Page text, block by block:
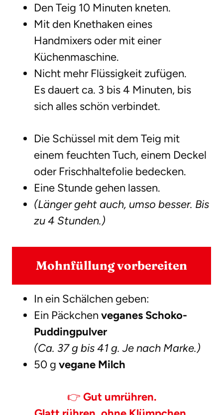
Den Teig 10 Minuten kneten.
Mit den Knethaken eines
Handmixers oder mit einer
Küchenmaschine.
Nicht mehr Flüssigkeit zufügen.
Es dauert ca. 3 bis 4 Minuten, bis
sich alles schön verbindet.
Die Schüssel mit dem Teig mit
einem feuchten Tuch, einem Deckel
oder Frischhaltefolie bedecken.
Eine Stunde gehen lassen.
(Länger geht auch, umso besser. Bis
zu 4 Stunden.)
Mohnfüllung vorbereiten
In ein Schälchen geben:
Ein Päckchen veganes Schoko-
Puddingpulver
(Ca. 37 g bis 41 g. Je nach Marke.)
50 g vegane Milch
👉 Gut umrühren.